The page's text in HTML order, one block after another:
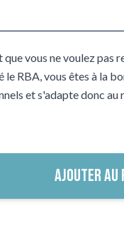
vous ne voulez pas
RBA, vous êtes à la
et s'adapte donc
AJOUTER AU